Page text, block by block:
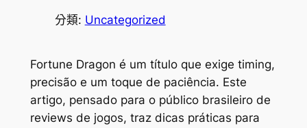
分類: Uncategorized
Fortune Dragon é um título que exige timing,
precisão e um toque de paciência. Este
artigo, pensado para o público brasileiro de
reviews de jogos, traz dicas práticas para